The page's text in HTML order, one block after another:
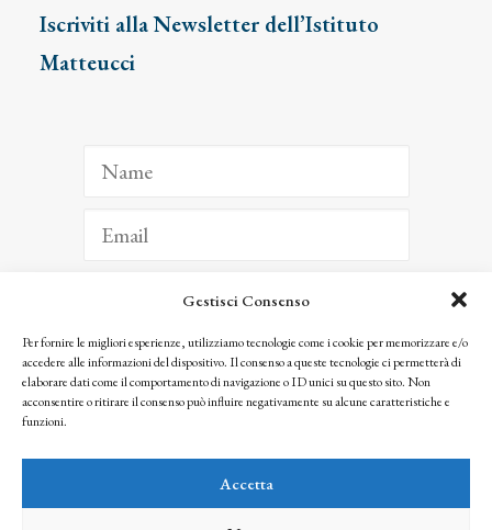
Gestisci Consenso
Per fornire le migliori esperienze, utilizziamo tecnologie come i cookie per memorizzare e/o
accedere alle informazioni del dispositivo. Il consenso a queste tecnologie ci permetterà di
elaborare dati come il comportamento di navigazione o ID unici su questo sito. Non
acconsentire o ritirare il consenso può influire negativamente su alcune caratteristiche e
funzioni.
Accetta
Iscriviti alla Newsletter dell’Istituto
Matteucci
ISCRIVITI
Facendo clic per iscriverti, riconosci che le tue informazioni saranno trattate
seguendo la nostra Privacy Policy
© 2025 Istituto Matteucci. All right reserved
l’autorizzazione scritta dei proprietari dei diritti e dell’Istituto Matteucci